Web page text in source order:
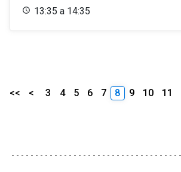
13:35 a 14:35
<< < 3 4 5 6 7 8 9 10 11